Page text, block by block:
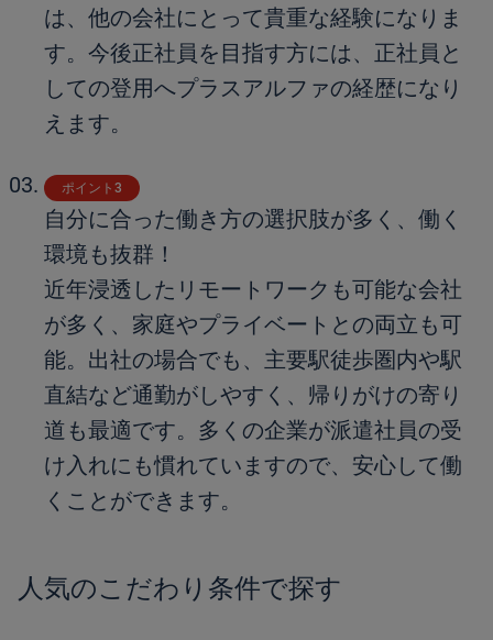
は、他の会社にとって貴重な経験になりま
す。今後正社員を目指す方には、正社員と
しての登用へプラスアルファの経歴になり
えます。
ポイント3
自分に合った働き方の選択肢が多く、働く
環境も抜群！
近年浸透したリモートワークも可能な会社
が多く、家庭やプライベートとの両立も可
能。出社の場合でも、主要駅徒歩圏内や駅
直結など通勤がしやすく、帰りがけの寄り
道も最適です。多くの企業が派遣社員の受
け入れにも慣れていますので、安心して働
くことができます。
人気のこだわり条件で探す